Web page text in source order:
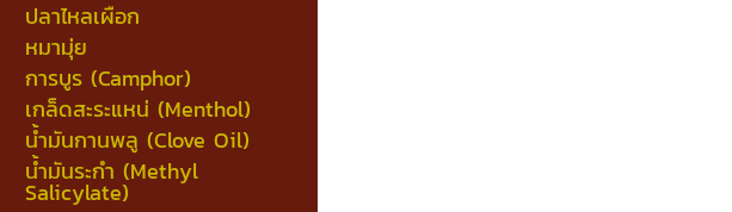
ปลาไหลเผือก
หมามุ่ย
การบูร (Camphor)
เกล็ดสะระแหน่ (Menthol)
น้ำมันกานพลู (Clove Oil)
น้ำมันระกำ (Methyl
Salicylate)